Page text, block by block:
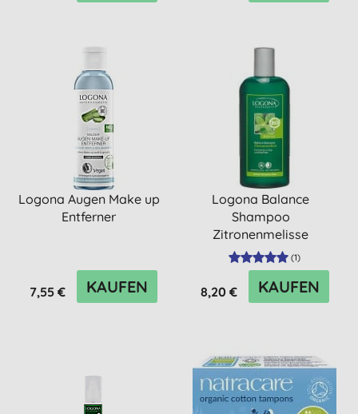
Logona Augen Make up
Entferner
7,55 € KAUFEN
Logona Balance
Shampoo
Zitronenmelisse
(1)
8,20 € KAUFEN